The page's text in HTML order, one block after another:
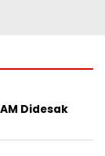
Didesak